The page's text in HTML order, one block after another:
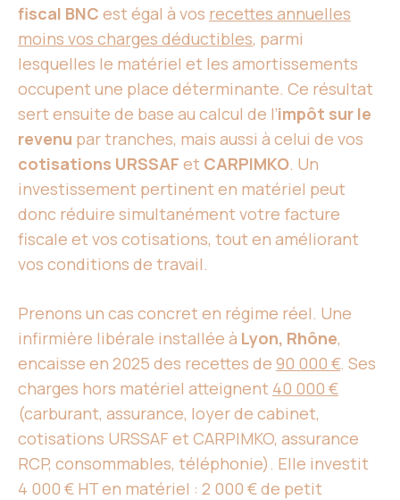
fiscal BNC est égal à vos recettes annuelles
moins vos charges déductibles, parmi
lesquelles le matériel et les amortissements
occupent une place déterminante. Ce résultat
sert ensuite de base au calcul de l’impôt sur le
revenu par tranches, mais aussi à celui de vos
cotisations URSSAF et CARPIMKO. Un
investissement pertinent en matériel peut
donc réduire simultanément votre facture
fiscale et vos cotisations, tout en améliorant
vos conditions de travail.
Prenons un cas concret en régime réel. Une
infirmière libérale installée à Lyon, Rhône,
encaisse en 2025 des recettes de 90 000 €. Ses
charges hors matériel atteignent 40 000 €
(carburant, assurance, loyer de cabinet,
cotisations URSSAF et CARPIMKO, assurance
RCP, consommables, téléphonie). Elle investit
4 000 € HT en matériel : 2 000 € de petit